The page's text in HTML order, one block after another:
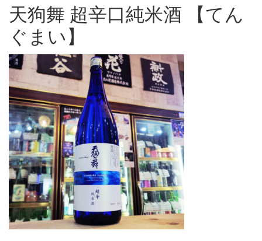
天狗舞 超辛口純米酒 【てん
ぐまい】